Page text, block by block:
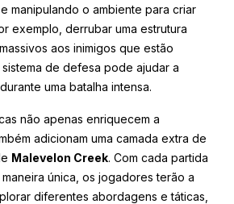
manipulando o ambiente para criar
exemplo, derrubar uma estrutura
aos inimigos que estão
de defesa pode ajudar a
uma batalha intensa.
não apenas enriquecem a
adicionam uma camada extra de
Malevelon Creek. Com cada partida
única, os jogadores terão a
diferentes abordagens e táticas,